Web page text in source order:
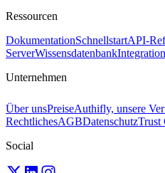
Ressourcen
DokumentationSchnellstartAPI-
ServerWissensdatenbank
Unternehmen
Über unsPreiseAuthifly, unsere
RechtlichesAGBDatenschutzTrust
Social